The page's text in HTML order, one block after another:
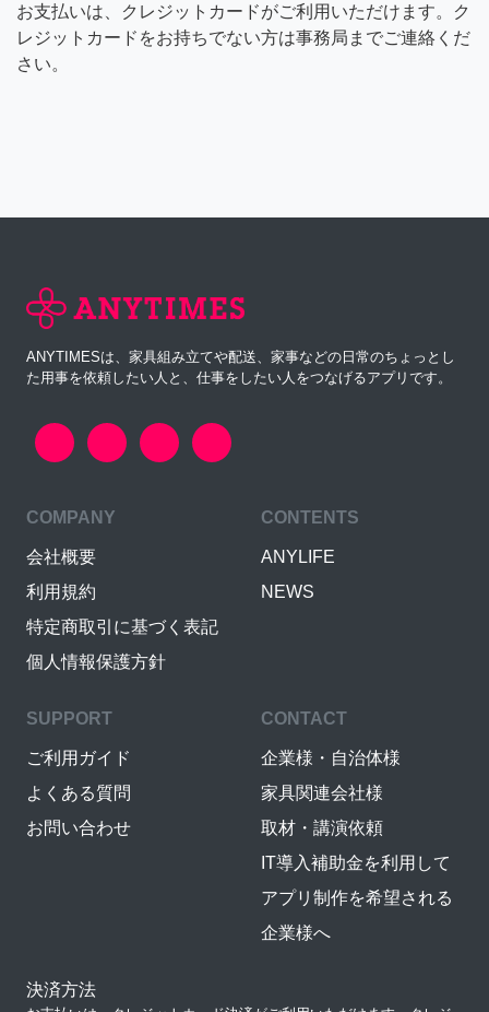
お支払いは、クレジットカードがご利用いただけます。ク
レジットカードをお持ちでない方は事務局までご連絡くだ
さい。
ANYTIMESは、家具組み立てや配送、家事などの日常のちょっとし
た用事を依頼したい人と、仕事をしたい人をつなげるアプリです。
COMPANY
会社概要
利用規約
特定商取引に基づく表記
個人情報保護方針
CONTENTS
ANYLIFE
NEWS
SUPPORT
ご利用ガイド
よくある質問
お問い合わせ
CONTACT
企業様・自治体様
家具関連会社様
取材・講演依頼
IT導入補助金を利用して
アプリ制作を希望される
企業様へ
決済方法